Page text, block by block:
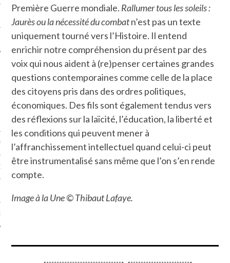
CARAVELLE
PODCAST
Première Guerre mondiale. Rallumer tous les soleils :
Jaurès ou la nécessité du combatn’est pas un texte
uniquement tourné vers l’Histoire. Il entend
enrichir notre compréhension du présent par des
voix qui nous aident à (re)penser certaines grandes
questions contemporaines comme celle de la place
des citoyens pris dans des ordres politiques,
économiques. Des fils sont également tendus vers
des réflexions sur la laïcité, l’éducation, la liberté et
les conditions qui peuvent mener à
l’affranchissement intellectuel quand celui-ci peut
être instrumentalisé sans même que l’on s’en rende
compte.
Image à la Une © Thibaut Lafaye.